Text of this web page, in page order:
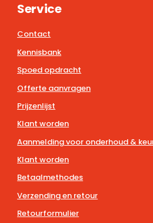
Service
Contact
Kennisbank
Spoed opdracht
Offerte aanvragen
Prijzenlijst
Klant worden
Aanmelding voor onderhoud &
Klant worden
Betaalmethodes
Verzending en retour
Retourformulier